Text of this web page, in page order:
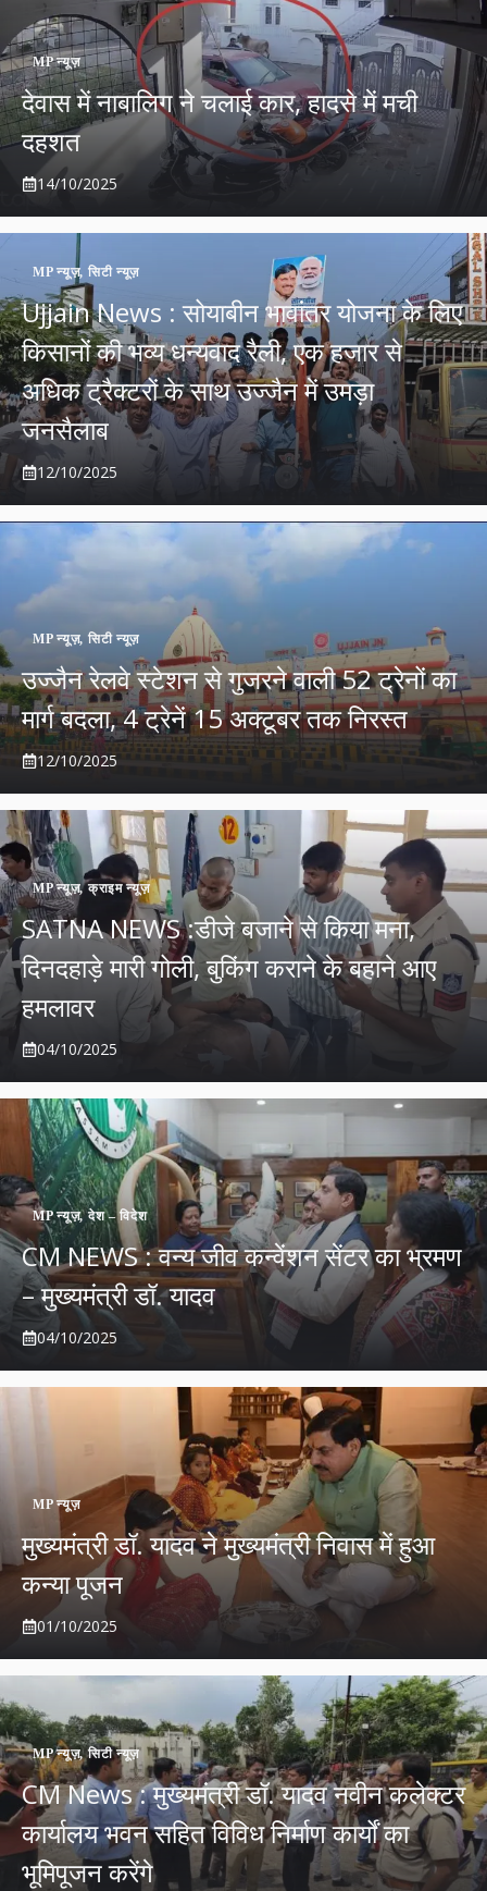
MP न्यूज़
देवास में नाबालिग ने चलाई कार, हादसे में मची
दहशत
14/10/2025
MP न्यूज़, सिटी न्यूज़
Ujjain News : सोयाबीन भावांतर योजना के लिए
किसानों की भव्य धन्यवाद रैली, एक हजार से
अधिक ट्रैक्टरों के साथ उज्जैन में उमड़ा
जनसैलाब
12/10/2025
MP न्यूज़,सिटी न्यूज़
उज्जैन रेलवे स्टेशन से गुजरने वाली 52 ट्रेनों का
मार्ग बदला, 4 ट्रेनें 15 अक्टूबर तक निरस्त
12/10/2025
MP न्यूज़,क्राइम न्यूज़
SATNA NEWS :डीजे बजाने से किया मना,
दिनदहाड़े मारी गोली, बुकिंग कराने के बहाने आए
हमलावर
04/10/2025
MP न्यूज़,देश – विदेश
CM NEWS : वन्य जीव कन्वेंशन सेंटर का भ्रमण
– मुख्यमंत्री डॉ. यादव
04/10/2025
MP न्यूज़
मुख्यमंत्री डॉ. यादव ने मुख्यमंत्री निवास में हुआ
कन्या पूजन
01/10/2025
MP न्यूज़,सिटी न्यूज़
CM News : मुख्यमंत्री डॉ. यादव नवीन कलेक्टर
कार्यालय भवन सहित विविध निर्माण कार्यों का
भूमिपूजन करेंगे